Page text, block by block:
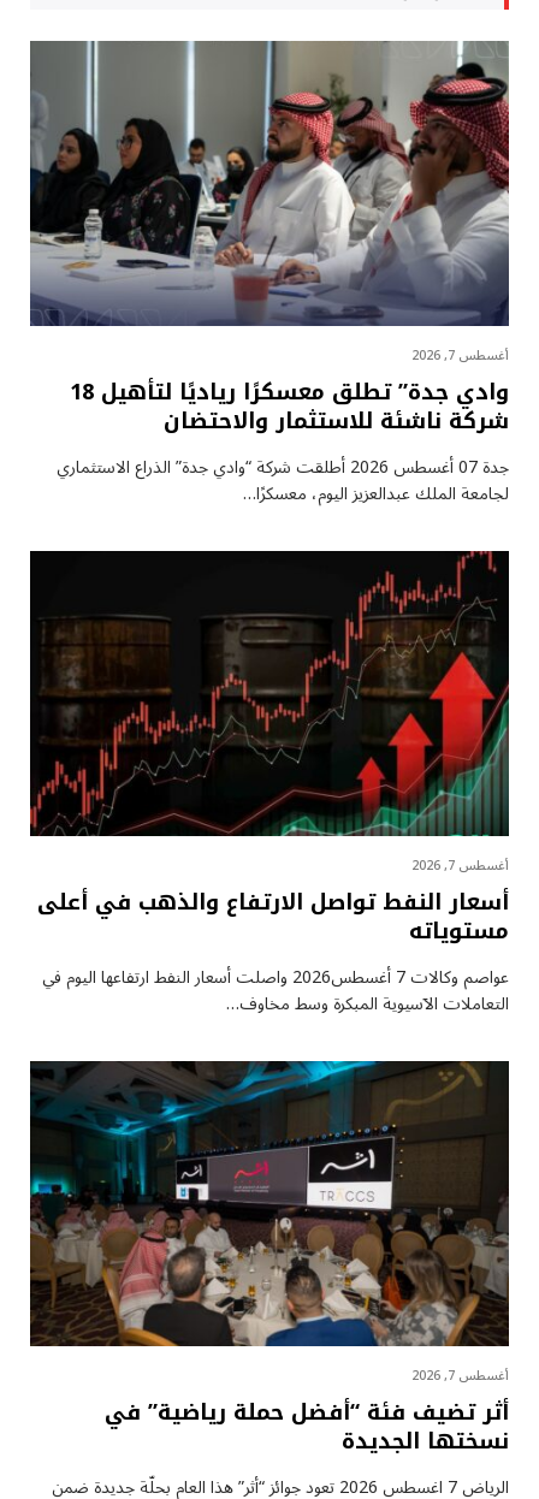
أغسطس 7, 2026
وادي جدة” تطلق معسكرًا رياديًا لتأهيل 18
شركة ناشئة للاستثمار والاحتضان
جدة 07 أغسطس 2026 أطلقت شركة “وادي جدة” الذراع الاستثماري
لجامعة الملك عبدالعزيز اليوم، معسكرًا…
أغسطس 7, 2026
أسعار النفط تواصل الارتفاع والذهب في أعلى
مستوياته
عواصم وكالات 7 أغسطس2026 واصلت أسعار ⁠النفط ارتفاعها اليوم في
التعاملات الآسيوية المبكرة وسط مخاوف…
أغسطس 7, 2026
أثر تضيف فئة “أفضل حملة رياضية” في
نسختها الجديدة
الرياض 7 اغسطس 2026 تعود جوائز “أثر” هذا العام بحلّة جديدة ضمن